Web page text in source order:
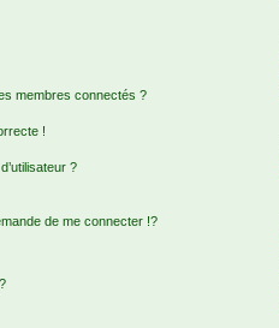
membres connectés ?
!
?
de me connecter !?